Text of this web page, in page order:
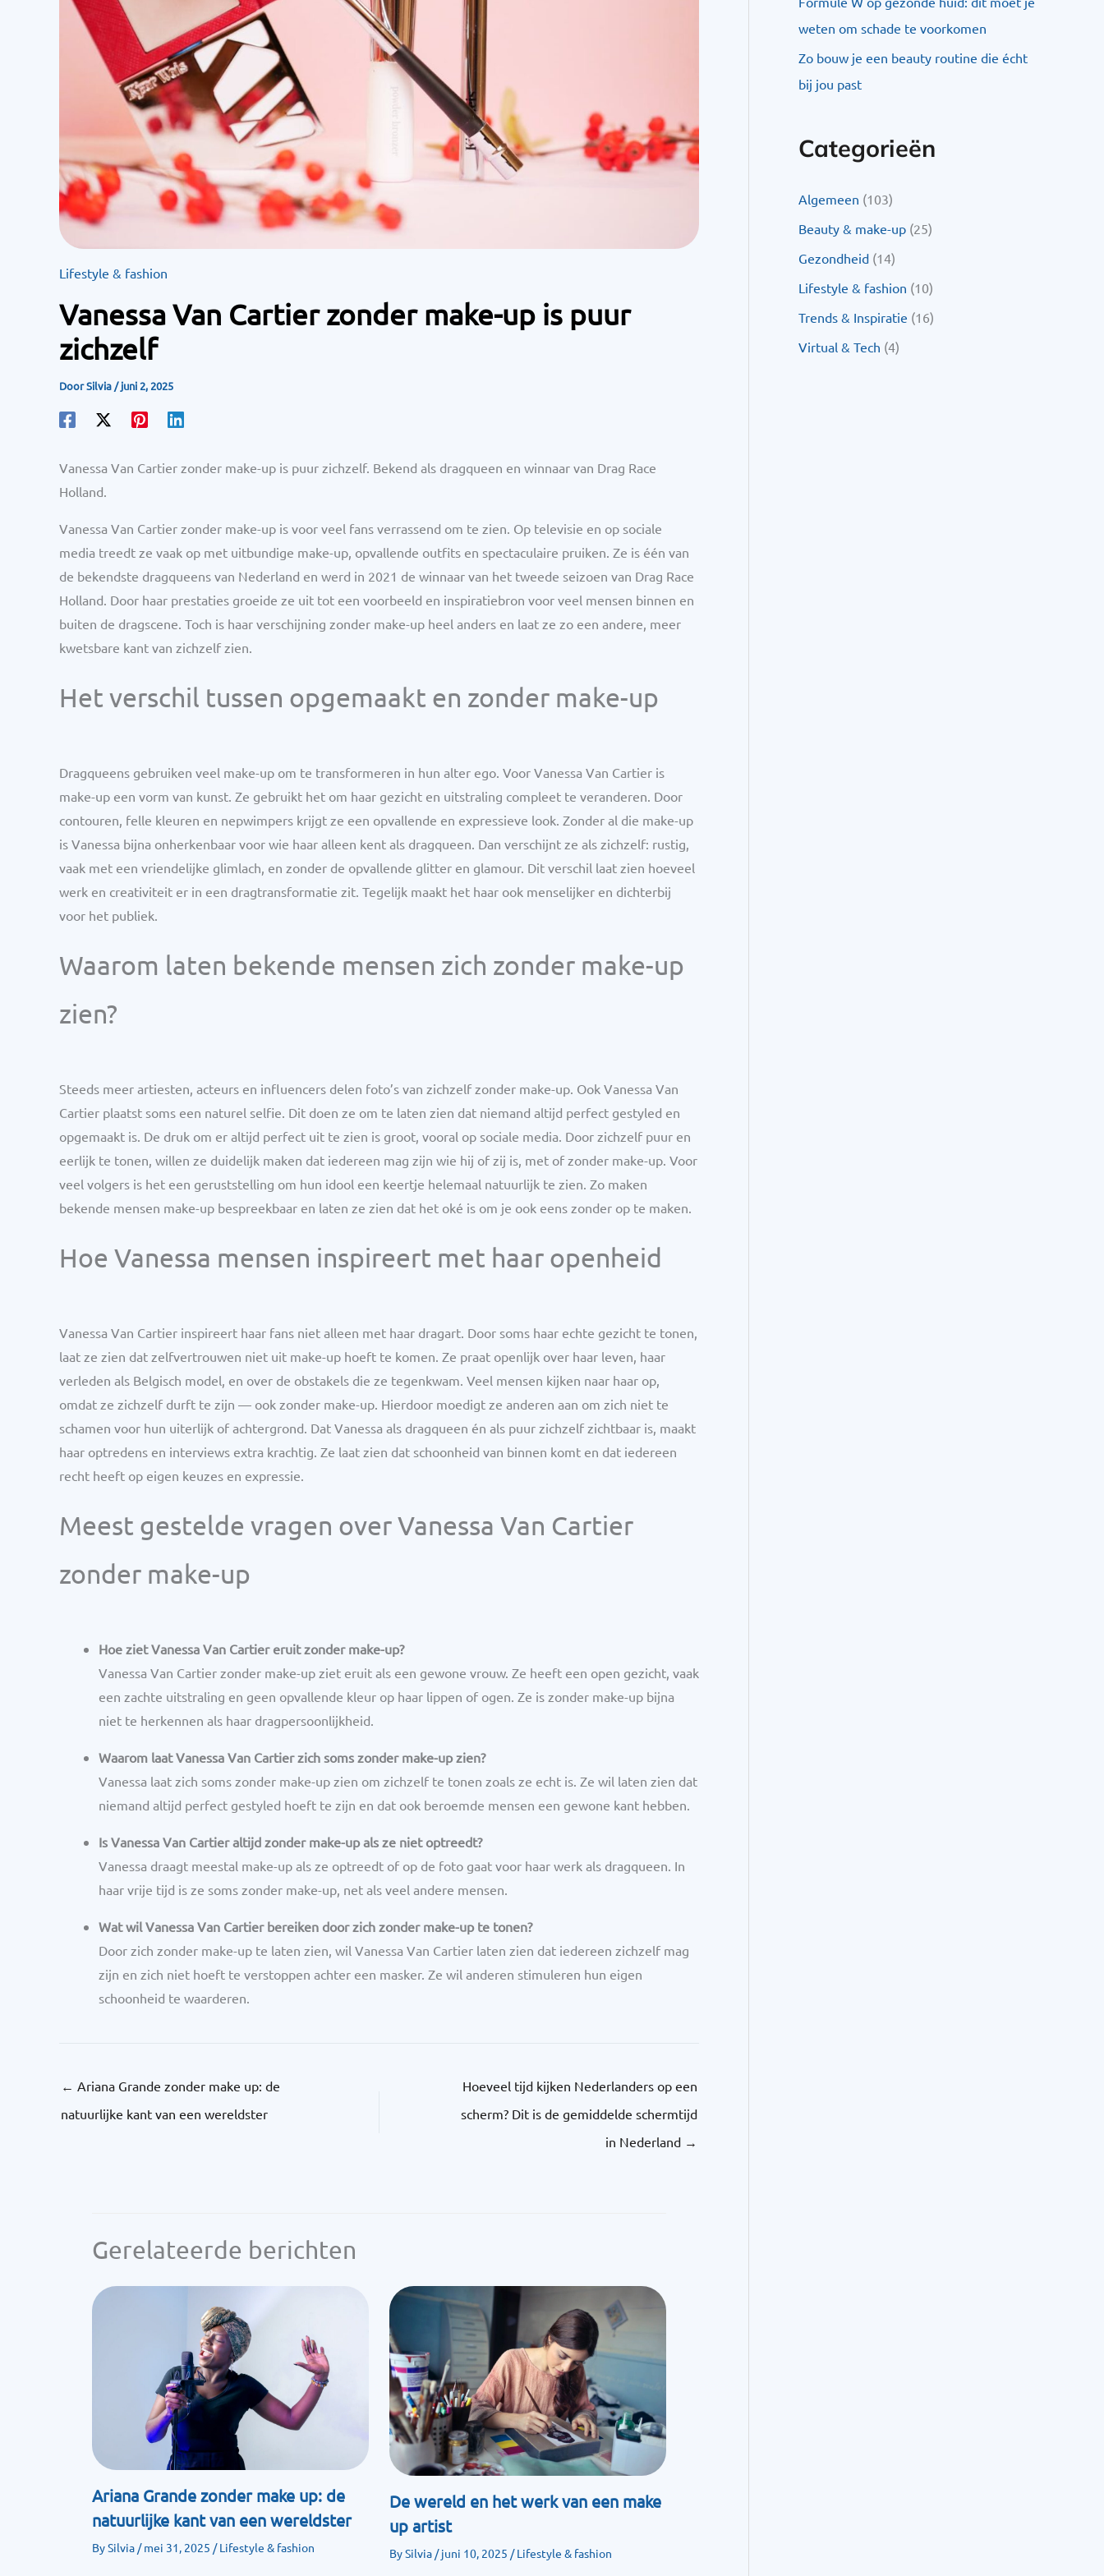
Lifestyle & fashion
Vanessa Van Cartier zonder make-up is puur
zichzelf
DoorSilvia/juni 2, 2025
Vanessa Van Cartier zonder make-up is puur zichzelf. Bekend als dragqueen en winnaar van Drag Race
Holland.
Vanessa Van Cartier zonder make-up is voor veel fans verrassend om te zien. Op televisie en op sociale
media treedt ze vaak op met uitbundige make-up, opvallende outfits en spectaculaire pruiken. Ze is één van
de bekendste dragqueens van Nederland en werd in 2021 de winnaar van het tweede seizoen van Drag Race
Holland. Door haar prestaties groeide ze uit tot een voorbeeld en inspiratiebron voor veel mensen binnen en
buiten de dragscene. Toch is haar verschijning zonder make-up heel anders en laat ze zo een andere, meer
kwetsbare kant van zichzelf zien.
Het verschil tussen opgemaakt en zonder make-up
Dragqueens gebruiken veel make-up om te transformeren in hun alter ego. Voor Vanessa Van Cartier is
make-up een vorm van kunst. Ze gebruikt het om haar gezicht en uitstraling compleet te veranderen. Door
contouren, felle kleuren en nepwimpers krijgt ze een opvallende en expressieve look. Zonder al die make-up
is Vanessa bijna onherkenbaar voor wie haar alleen kent als dragqueen. Dan verschijnt ze als zichzelf: rustig,
vaak met een vriendelijke glimlach, en zonder de opvallende glitter en glamour. Dit verschil laat zien hoeveel
werk en creativiteit er in een dragtransformatie zit. Tegelijk maakt het haar ook menselijker en dichterbij
voor het publiek.
Waarom laten bekende mensen zich zonder make-up
zien?
Steeds meer artiesten, acteurs en influencers delen foto’s van zichzelf zonder make-up. Ook Vanessa Van
Cartier plaatst soms een naturel selfie. Dit doen ze om te laten zien dat niemand altijd perfect gestyled en
opgemaakt is. De druk om er altijd perfect uit te zien is groot, vooral op sociale media. Door zichzelf puur en
eerlijk te tonen, willen ze duidelijk maken dat iedereen mag zijn wie hij of zij is, met of zonder make-up. Voor
veel volgers is het een geruststelling om hun idool een keertje helemaal natuurlijk te zien. Zo maken
bekende mensen make-up bespreekbaar en laten ze zien dat het oké is om je ook eens zonder op te maken.
Hoe Vanessa mensen inspireert met haar openheid
Vanessa Van Cartier inspireert haar fans niet alleen met haar dragart. Door soms haar echte gezicht te tonen,
laat ze zien dat zelfvertrouwen niet uit make-up hoeft te komen. Ze praat openlijk over haar leven, haar
verleden als Belgisch model, en over de obstakels die ze tegenkwam. Veel mensen kijken naar haar op,
omdat ze zichzelf durft te zijn — ook zonder make-up. Hierdoor moedigt ze anderen aan om zich niet te
schamen voor hun uiterlijk of achtergrond. Dat Vanessa als dragqueen én als puur zichzelf zichtbaar is, maakt
haar optredens en interviews extra krachtig. Ze laat zien dat schoonheid van binnen komt en dat iedereen
recht heeft op eigen keuzes en expressie.
Meest gestelde vragen over Vanessa Van Cartier
zonder make-up
Hoe ziet Vanessa Van Cartier eruit zonder make-up?
Vanessa Van Cartier zonder make-up ziet eruit als een gewone vrouw. Ze heeft een open gezicht, vaak
een zachte uitstraling en geen opvallende kleur op haar lippen of ogen. Ze is zonder make-up bijna
niet te herkennen als haar dragpersoonlijkheid.
Waarom laat Vanessa Van Cartier zich soms zonder make-up zien?
Vanessa laat zich soms zonder make-up zien om zichzelf te tonen zoals ze echt is. Ze wil laten zien dat
niemand altijd perfect gestyled hoeft te zijn en dat ook beroemde mensen een gewone kant hebben.
Is Vanessa Van Cartier altijd zonder make-up als ze niet optreedt?
Vanessa draagt meestal make-up als ze optreedt of op de foto gaat voor haar werk als dragqueen. In
haar vrije tijd is ze soms zonder make-up, net als veel andere mensen.
Wat wil Vanessa Van Cartier bereiken door zich zonder make-up te tonen?
Door zich zonder make-up te laten zien, wil Vanessa Van Cartier laten zien dat iedereen zichzelf mag
zijn en zich niet hoeft te verstoppen achter een masker. Ze wil anderen stimuleren hun eigen
schoonheid te waarderen.
← Ariana Grande zonder make up: de
natuurlijke kant van een wereldster
Hoeveel tijd kijken Nederlanders op een
scherm? Dit is de gemiddelde schermtijd
in Nederland →
Gerelateerde berichten
Ariana Grande zonder make up: de
natuurlijke kant van een wereldster
BySilvia /mei 31, 2025 /Lifestyle & fashion
De wereld en het werk van een make
up artist
BySilvia /juni 10, 2025 /Lifestyle & fashion
weten om schade te voorkomen
Zo bouw je een beauty routine die écht
bij jou past
Categorieën
Algemeen (103)
Beauty & make-up (25)
Gezondheid (14)
Lifestyle & fashion (10)
Trends & Inspiratie (16)
Virtual & Tech (4)